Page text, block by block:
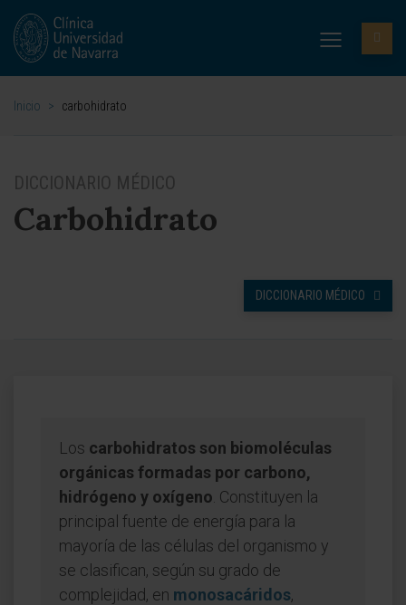
Inicio > carbohidrato
DICCIONARIO MÉDICO
Carbohidrato
DICCIONARIO MÉDICO
Los carbohidratos son biomoléculas
orgánicas formadas por carbono,
hidrógeno y oxígeno . Constituyen la
principal fuente de energía para la
mayoría de las células del organismo y
se clasifican, según su grado de
complejidad, en monosacáridos,